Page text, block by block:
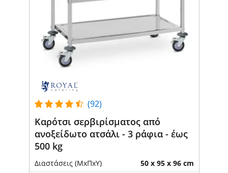
(92)
Καρότσι σερβιρίσματος από
ανοξείδωτο ατσάλι - 3 ράφια - έως
500 kg
Διαστάσεις (ΜxΠxΥ) 50 x 95 x 96 cm